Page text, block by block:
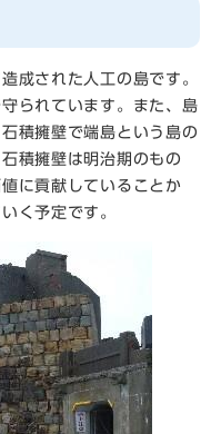
成された人工の島です。
られています。また、島
積擁壁で端島という島の
積擁壁は明治期のもの
に貢献していることか
く予定です。